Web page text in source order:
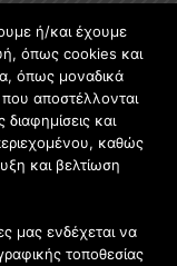
κοινότητας, ειδικά
κατασκευής και
ή/και έχουμε
όπως cookies και
όπως μοναδικά
που αποστέλλονται
και
καθώς
και βελτίωση
μας ενδέχεται να
τοποθεσίας